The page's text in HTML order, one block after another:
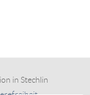
in Stechlin